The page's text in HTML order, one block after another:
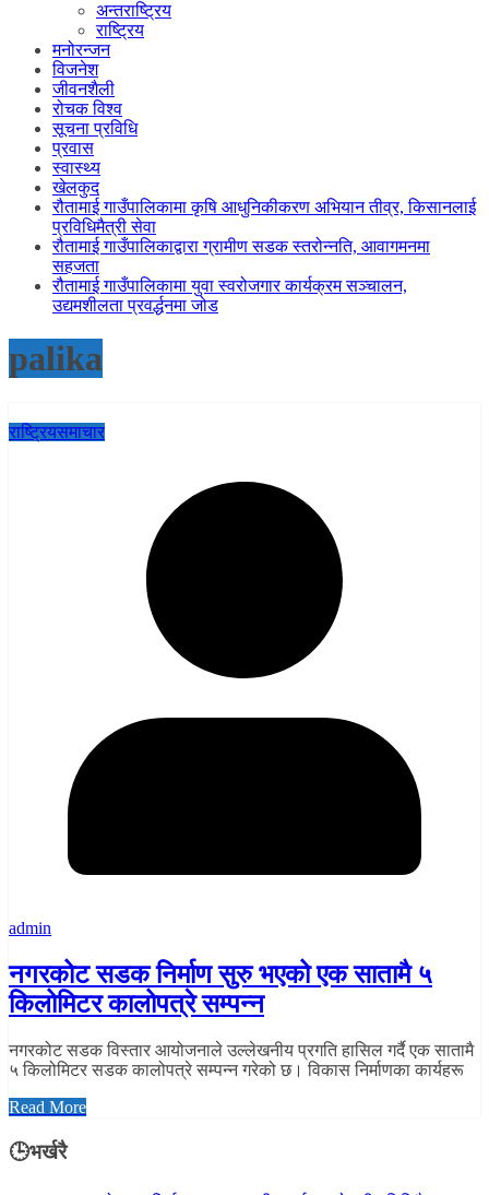
अन्तराष्ट्रिय
राष्ट्रिय
मनोरन्जन
विजनेश
जीवनशैली
रोचक विश्व
सूचना प्रविधि
प्रवास
स्वास्थ्य
खेलकुद
रौतामाई गाउँपालिकामा कृषि आधुनिकीकरण अभियान तीव्र, किसानलाई
प्रविधिमैत्री सेवा
रौतामाई गाउँपालिकाद्वारा ग्रामीण सडक स्तरोन्नति, आवागमनमा
सहजता
रौतामाई गाउँपालिकामा युवा स्वरोजगार कार्यक्रम सञ्चालन,
उद्यमशीलता प्रवर्द्धनमा जोड
palika
राष्ट्रियसमाचार
admin
नगरकोट सडक निर्माण सुरु भएको एक सातामै ५
किलोमिटर कालोपत्रे सम्पन्न
नगरकोट सडक विस्तार आयोजनाले उल्लेखनीय प्रगति हासिल गर्दै एक सातामै
५ किलोमिटर सडक कालोपत्रे सम्पन्न गरेको छ। विकास निर्माणका कार्यहरू
Read More
🕒भर्खरै